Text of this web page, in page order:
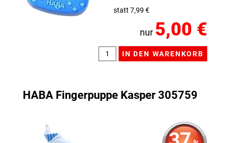
statt 7,99 €
nur 5,00 €
HABA Fingerpuppe Kasper 305759